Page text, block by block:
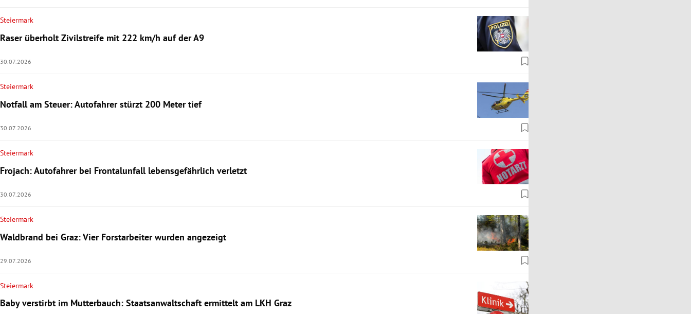
Steiermark
Raser überholt Zivilstreife mit 222 km/h auf der A9
30.07.2026
Steiermark
Notfall am Steuer: Autofahrer stürzt 200 Meter tief
30.07.2026
Steiermark
Frojach: Autofahrer bei Frontalunfall lebensgefährlich verletzt
30.07.2026
Steiermark
Waldbrand bei Graz: Vier Forstarbeiter wurden angezeigt
29.07.2026
Steiermark
Baby verstirbt im Mutterbauch: Staatsanwaltschaft ermittelt am LKH Graz